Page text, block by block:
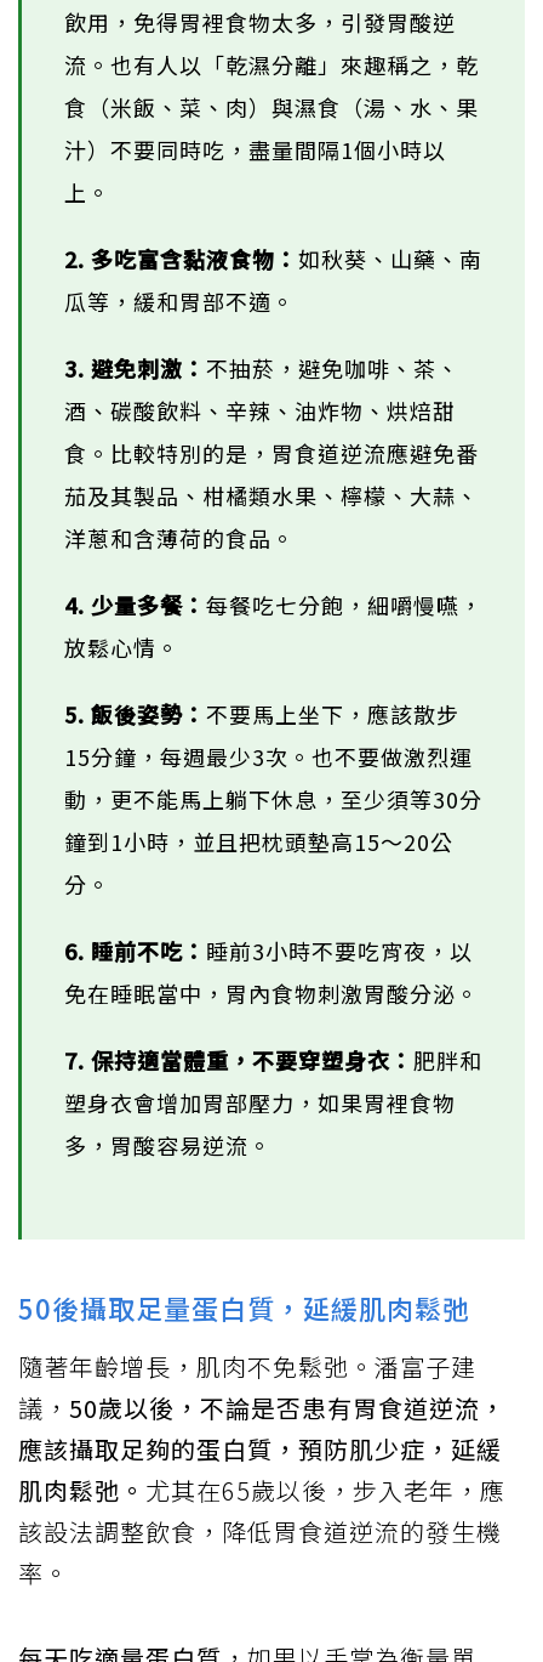
飲用，免得胃裡食物太多，引發胃酸逆
流。也有人以「乾濕分離」來趣稱之，乾
食（米飯、菜、肉）與濕食（湯、水、果
汁）不要同時吃，盡量間隔1個小時以
上。
2. 多吃富含黏液食物： 如秋葵、山藥、南
瓜等，緩和胃部不適。
3. 避免刺激： 不抽菸，避免咖啡、茶、
酒、碳酸飲料、辛辣、油炸物、烘焙甜
食。比較特別的是，胃食道逆流應避免番
茄及其製品、柑橘類水果、檸檬、大蒜、
洋蔥和含薄荷的食品。
4. 少量多餐： 每餐吃七分飽，細嚼慢嚥，
放鬆心情。
5. 飯後姿勢： 不要馬上坐下，應該散步
15分鐘，每週最少3次。也不要做激烈運
動，更不能馬上躺下休息，至少須等30分
鐘到1小時，並且把枕頭墊高15～20公
分。
6. 睡前不吃： 睡前3小時不要吃宵夜，以
免在睡眠當中，胃內食物刺激胃酸分泌。
7. 保持適當體重，不要穿塑身衣： 肥胖和
塑身衣會增加胃部壓力，如果胃裡食物
多，胃酸容易逆流。
50後攝取足量蛋白質，延緩肌肉鬆弛
隨著年齡增長，肌肉不免鬆弛。潘富子建
議， 50歲以後，不論是否患有胃食道逆流，
應該攝取足夠的蛋白質，預防肌少症，延緩
肌肉鬆弛。 尤其在65歲以後，步入老年，應
該設法調整飲食，降低胃食道逆流的發生機
率。